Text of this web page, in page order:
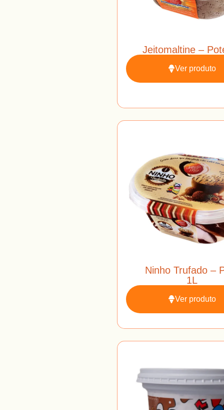
Jeitomaltine –
Ver produto
Ninho Trufado –
1L
Ver produto